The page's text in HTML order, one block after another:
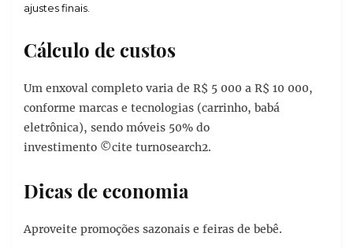
ajustes finais.
Cálculo de custos
Um enxoval completo varia de R$ 5 000 a R$ 10 000,
conforme marcas e tecnologias (carrinho, babá
eletrônica), sendo móveis 50% do
investimento ©cite turn0search2.
Dicas de economia
Aproveite promoções sazonais e feiras de bebê.